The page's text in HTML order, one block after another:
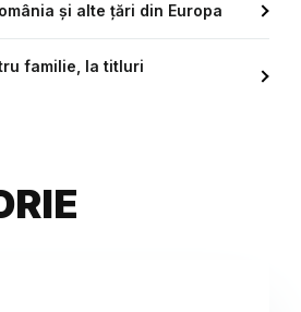
și alte țări din Europa
familie, la titluri